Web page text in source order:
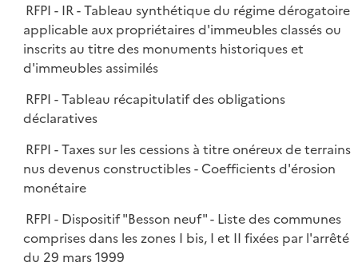
RFPI - IR - Tableau synthétique du régime dérogatoire
applicable aux propriétaires d'immeubles classés ou
inscrits au titre des monuments historiques et
d'immeubles assimilés
RFPI - Tableau récapitulatif des obligations
déclaratives
RFPI - Taxes sur les cessions à titre onéreux de terrains
nus devenus constructibles - Coefficients d'érosion
monétaire
RFPI - Dispositif "Besson neuf" - Liste des communes
comprises dans les zones I bis, I et II fixées par l'arrêté
du 29 mars 1999